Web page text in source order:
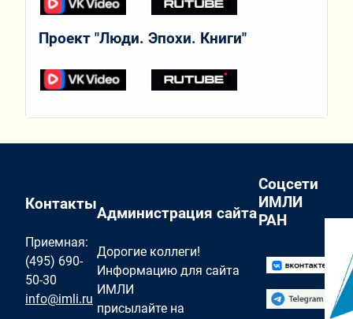
Проект "Люди. Эпохи. Книги"
Контакты
Приемная:
(495) 690-
50-30
info@imli.ru
Администрация сайта
Дорогие коллеги!
Информацию для сайта
ИМЛИ
присылайте на
Соцсети
ИМЛИ
РАН